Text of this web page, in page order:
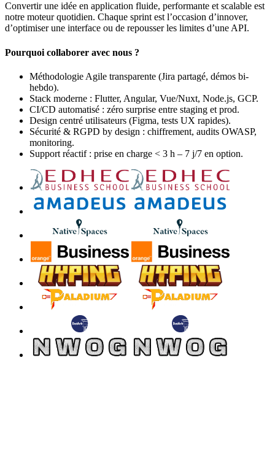
Convertir une idée en application fluide, performante et scalable est
notre moteur quotidien. Chaque sprint est l’occasion d’innover,
d’optimiser une interface ou de repousser les limites d’une API.
Pourquoi collaborer avec nous ?
Méthodologie Agile transparente (Jira partagé, démos bi-
hebdo).
Stack moderne : Flutter, Angular, Vue/Nuxt, Node.js, GCP.
CI/CD automatisé : zéro surprise entre staging et prod.
Design centré utilisateurs (Figma, tests UX rapides).
Sécurité & RGPD by design : chiffrement, audits OWASP,
monitoring.
Support réactif : prise en charge < 3 h – 7 j/7 en option.